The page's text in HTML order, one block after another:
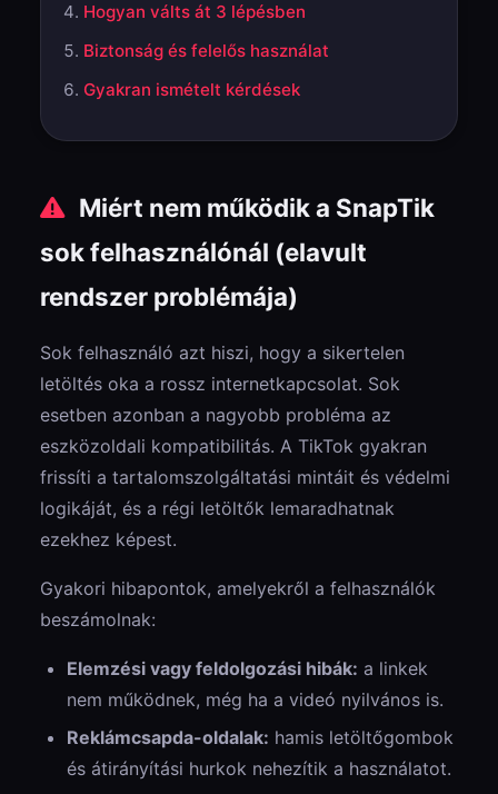
Hogyan válts át 3 lépésben
Biztonság és felelős használat
Gyakran ismételt kérdések
Miért nem működik a SnapTik
sok felhasználónál (elavult
rendszer problémája)
Sok felhasználó azt hiszi, hogy a sikertelen
letöltés oka a rossz internetkapcsolat. Sok
esetben azonban a nagyobb probléma az
eszközoldali kompatibilitás. A TikTok gyakran
frissíti a tartalomszolgáltatási mintáit és védelmi
logikáját, és a régi letöltők lemaradhatnak
ezekhez képest.
Gyakori hibapontok, amelyekről a felhasználók
beszámolnak:
Elemzési vagy feldolgozási hibák: a linkek
nem működnek, még ha a videó nyilvános is.
Reklámcsapda-oldalak: hamis letöltőgombok
és átirányítási hurkok nehezítik a használatot.